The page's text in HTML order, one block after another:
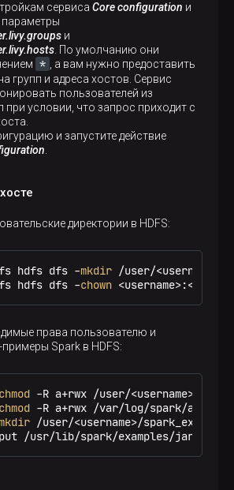
сервиса Core configuration и
параметры
и
. По умолчанию они
*
, а вам нужно предоставить
групп и адреса хостов. Сервис
пользователей из
при условии, что запрос приходит с
и запустите действие
директории в HDFS:
hdfs dfs -mkdir /user/<username>
hdfs dfs -chown
права пользователю и
примеры Spark в HDFS:
chmod -R a+rwx /user/<username>
chmod -R a+rwx /var/log/spark/apps
/user/<username>/spark_examples
/usr/lib/spark/examples/jars/* /